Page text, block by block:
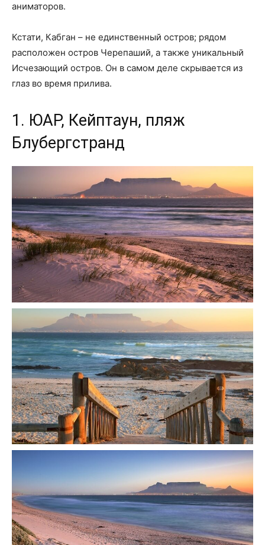
аниматоров.
Кстати, Кабган – не единственный остров; рядом
расположен остров Черепаший, а также уникальный
Исчезающий остров. Он в самом деле скрывается из
глаз во время прилива.
1. ЮАР, Кейптаун, пляж
Блубергстранд